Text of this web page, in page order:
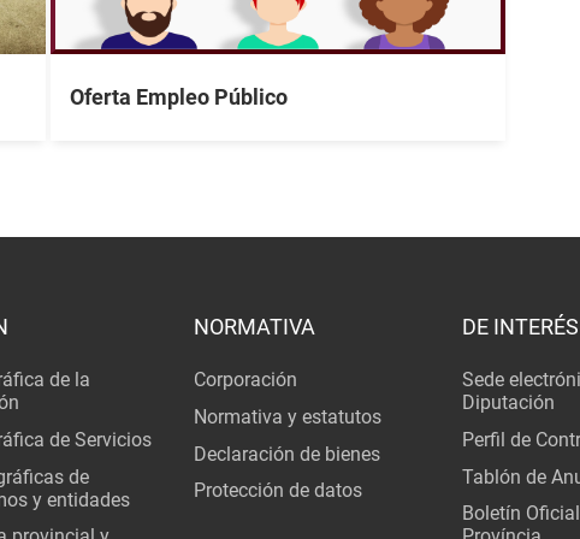
Oferta Empleo Público
de la
de Servicios
de
y entidades
NORMATIVA
Corporación
Normativa y estatutos
Declaración de bienes
Protección de datos
DE INTERÉS
Sede
Diputación
Perfil de
Tablón de
Boletín